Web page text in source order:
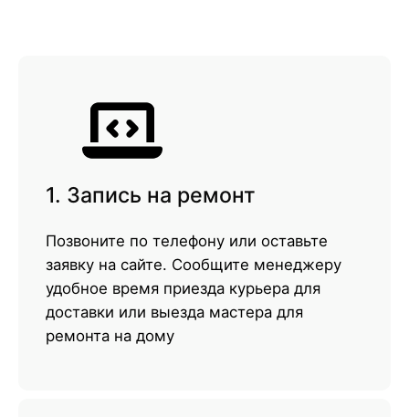
1. Запись на ремонт
Позвоните по телефону или оставьте
заявку на сайте. Сообщите менеджеру
удобное время приезда курьера для
доставки или выезда мастера для
ремонта на дому